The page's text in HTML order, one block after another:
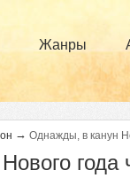
Жанры
→ Однажды, в канун
года